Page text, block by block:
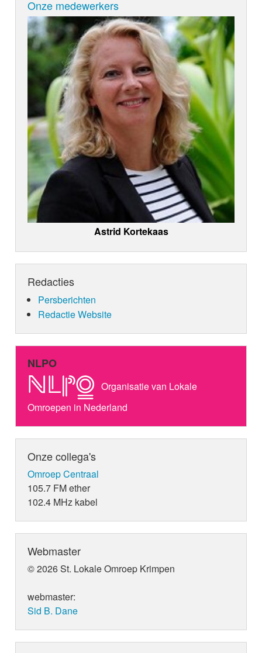
Onze medewerkers
Astrid Kortekaas
Redacties
Persberichten
Redactie Website
NLPO
Organisatie van Lokale
Omroepen in Nederland
Onze collega's
Omroep Centraal
105.7 FM ether
102.4 MHz kabel
Webmaster
© 2026 St. Lokale Omroep Krimpen
webmaster:
Sid B. Dane